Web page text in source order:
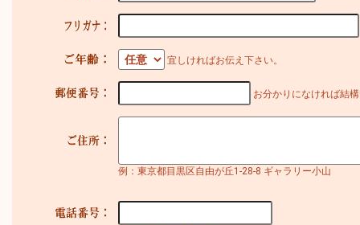
宜しければお伝え下さい。
お分かりになければ結
例：東京都目黒区自由が丘1-28-8 ギャラリー小山